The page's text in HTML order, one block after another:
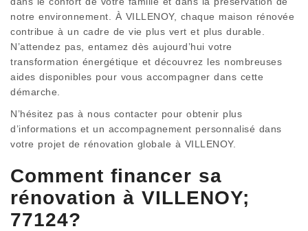
notre environnement. À VILLENOY, chaque maison rénovée
contribue à un cadre de vie plus vert et plus durable.
N’attendez pas, entamez dès aujourd’hui votre
transformation énergétique et découvrez les nombreuses
aides disponibles pour vous accompagner dans cette
démarche.
N’hésitez pas à nous contacter pour obtenir plus
d’informations et un accompagnement personnalisé dans
votre projet de rénovation globale à VILLENOY.
Comment financer sa
rénovation à VILLENOY;
77124?